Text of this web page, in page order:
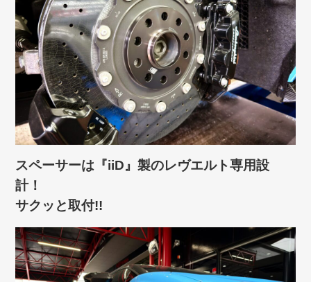
スペーサーは『iiD』製のレヴエルト専用設
計！
サクッと取付!!